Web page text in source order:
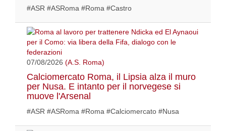
#ASR #ASRoma #Roma #Castro
07/08/2026 (A.S. Roma)
Calciomercato Roma, il Lipsia alza il muro
per Nusa. E intanto per il norvegese si
muove l'Arsenal
#ASR #ASRoma #Roma #Calciomercato #Nusa